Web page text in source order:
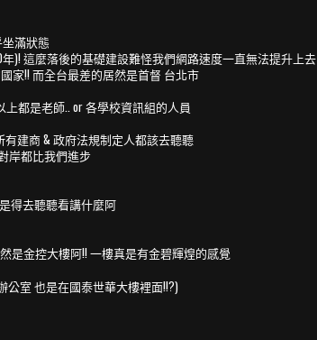
滿狀態
)! 這麼落後的基礎建設難怪我們網路速度一直無法提升上去
家!! 而全台最差的居然是首督 台北市
都是老師.. or 各學校資訊組的人員
建商 & 政府法規制定人都該去聽聽
岸都比我們進步
得去聽聽看講什麼阿
是金控大樓阿!! 一樓真是有金碧輝煌的感覺
公室 也是在國泰世華大樓裡面!!?)